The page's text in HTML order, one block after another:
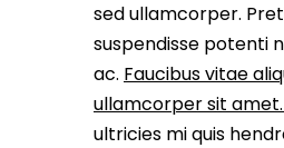
sed ullamcorper.
suspendisse potenti
ac. Faucibus vitae
ullamcorper sit amet.
ultricies mi quis